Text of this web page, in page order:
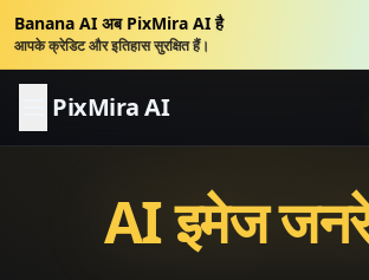
Banana AI अब PixMira AI है
आपके क्रेडिट और इतिहास सुरक्षित हैं।
PixMira AI
AI इमेज